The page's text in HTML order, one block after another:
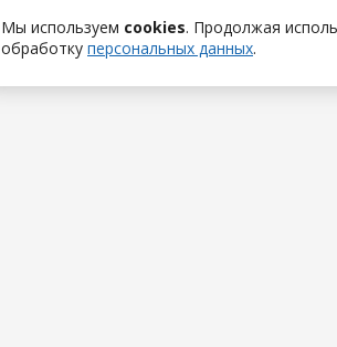
Мы используем cookies. Продолжая
обработку персональных данных.